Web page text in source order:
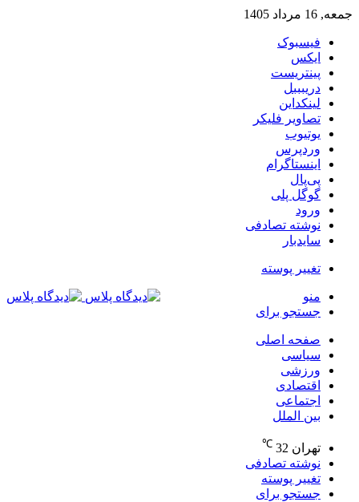
جمعه, 16 مرداد 1405
فیسبوک
ایکس
پینتریست
دریبببل
لینکداین
تصاویر فلیکر
یوتیوب
وردپرس
اینستاگرام
پی‌پال
گوگل پلی
ورود
نوشته تصادفی
سایدبار
تغییر پوسته
منو
جستجو برای
صفحه اصلی
سیاسی
ورزشی
اقتصادی
اجتماعی
بین الملل
تهران 32
℃
نوشته تصادفی
تغییر پوسته
جستجو برای